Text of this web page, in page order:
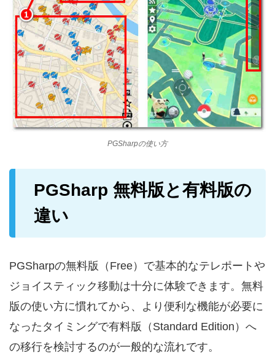
PGSharpの使い方
PGSharp 無料版と有料版の
違い
PGSharpの無料版（Free）で基本的なテレポートや
ジョイスティック移動は十分に体験できます。無料
版の使い方に慣れてから、より便利な機能が必要に
なったタイミングで有料版（Standard Edition）へ
の移行を検討するのが一般的な流れです。